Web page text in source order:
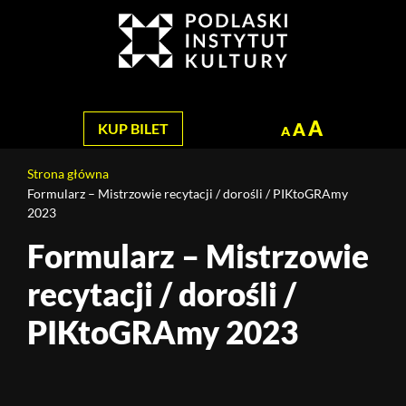
dorośli
2023
KUP BILET A AA
Strona główna
Formularz – Mistrzowie recytacji / dorośli / PIKtoGRAmy
2023
Treść
stronyFormularz – Mistrzowie
recytacji / dorośli /
PIKtoGRAmy 2023